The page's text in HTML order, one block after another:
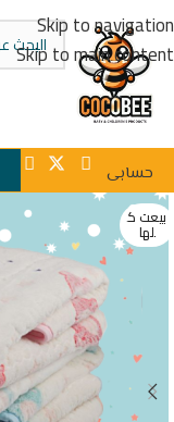
Skip to navigation
Skip to main content
حسابى
بيعت ك
لها